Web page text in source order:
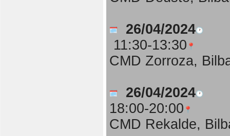
26/04/2024
11:30-13:30
CMD Zorroza,
26/04/2024
18:00-20:00
CMD Rekalde,